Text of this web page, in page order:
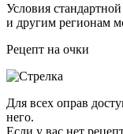
Условия
и другим регионам
Рецепт на очки
Для всех оправ
него.
Если у вас нет